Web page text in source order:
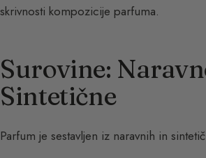
skrivnosti kompozicije parfuma.
Surovine:
Sintetične
Parfum je sestavljen iz naravnih in